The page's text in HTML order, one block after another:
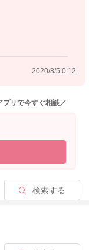
2020/8/5 0:12
リで今すぐ相談／
検索する